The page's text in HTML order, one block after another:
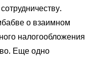
о взаимном
налогообложения
Еще одно